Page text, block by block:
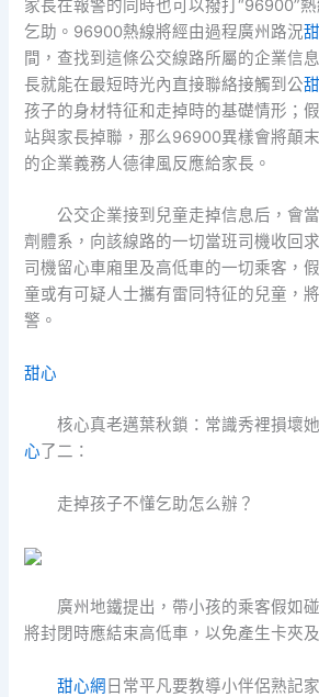
家長在報警的同時也可以撥打“96900”
乞助。96900熱線將經由過程廣州路況
間，查找到這條公交線路所屬的企業信
長就能在最短時光內直接聯絡接觸到公
孩子的身材特征和走掉時的基礎情形；
站與家長掉聯，那么96900異樣會將顛
的企業義務人德律風反應給家長。
公交企業接到兒童走掉信息后，會當
劑體系，向該線路的一切當班司機收回
司機留心車廂里及高低車的一切乘客，
童或有可疑人士攜有雷同特征的兒童，
警。
甜心
核心真老邁葉秋鎖：常識秀裡損壞
心了二：
走掉孩子不懂乞助怎么辦？
廣州地鐵提出，帶小孩的乘客假如碰
將封閉時應結束高低車，以免產生卡夾
甜心網 日常平凡要教導小伴侶熟記